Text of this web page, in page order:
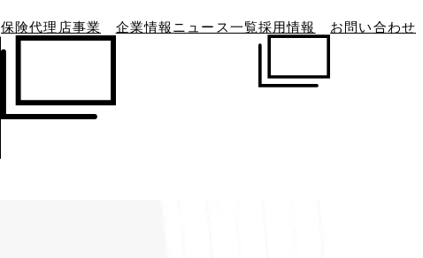
保険代理店事業 企業情報ニュース一覧採用情報 お問い合わせ